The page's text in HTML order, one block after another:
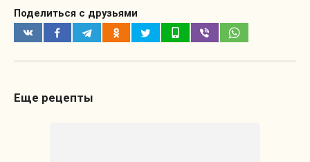
Поделиться с друзьями
Еще рецепты